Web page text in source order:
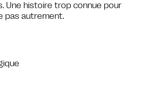
Une histoire trop connue pour
pas autrement.